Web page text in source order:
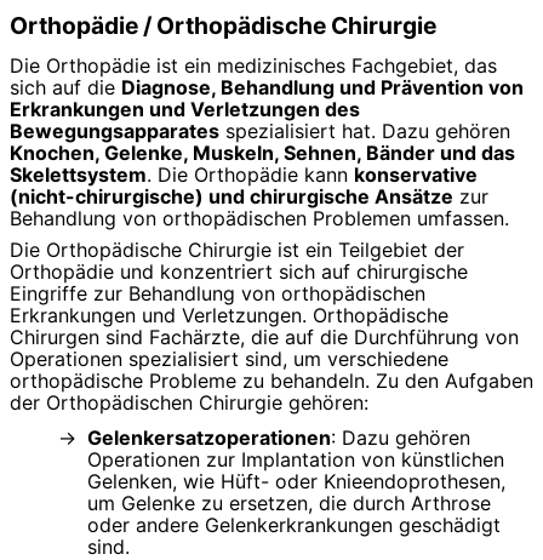
Orthopädie / Orthopädische Chirurgie
Die Orthopädie ist ein medizinisches Fachgebiet, das
sich auf die Diagnose, Behandlung und Prävention von
Erkrankungen und Verletzungen des
Bewegungsapparates spezialisiert hat. Dazu gehören
Knochen, Gelenke, Muskeln, Sehnen, Bänder und das
Skelettsystem. Die Orthopädie kann konservative
(nicht-chirurgische) und chirurgische Ansätze zur
Behandlung von orthopädischen Problemen umfassen.
Die Orthopädische Chirurgie ist ein Teilgebiet der
Orthopädie und konzentriert sich auf chirurgische
Eingriffe zur Behandlung von orthopädischen
Erkrankungen und Verletzungen. Orthopädische
Chirurgen sind Fachärzte, die auf die Durchführung von
Operationen spezialisiert sind, um verschiedene
orthopädische Probleme zu behandeln. Zu den Aufgaben
der Orthopädischen Chirurgie gehören:
Gelenkersatzoperationen: Dazu gehören
Operationen zur Implantation von künstlichen
Gelenken, wie Hüft- oder Knieendoprothesen,
um Gelenke zu ersetzen, die durch Arthrose
oder andere Gelenkerkrankungen geschädigt
sind.